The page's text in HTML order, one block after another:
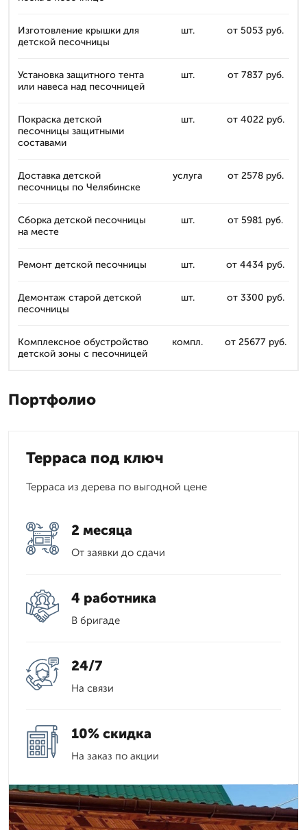
Изготовление крышки для
детской песочницы
шт. от 5053 руб.
Установка защитного тента
или навеса над песочницей
шт. от 7837 руб.
Покраска детской
песочницы защитными
составами
шт. от 4022 руб.
Доставка детской
песочницы по Челябинске
услуга от 2578 руб.
Сборка детской песочницы
на месте
шт. от 5981 руб.
Ремонт детской песочницы шт. от 4434 руб.
Демонтаж старой детской
песочницы
шт. от 3300 руб.
Комплексное обустройство
детской зоны с песочницей
компл. от 25677 руб.
Портфолио
Терраса под ключ
Терраса из дерева по выгодной цене
2 месяца
От заявки до сдачи
4 работника
В бригаде
24/7
На связи
10% скидка
На заказ по акции